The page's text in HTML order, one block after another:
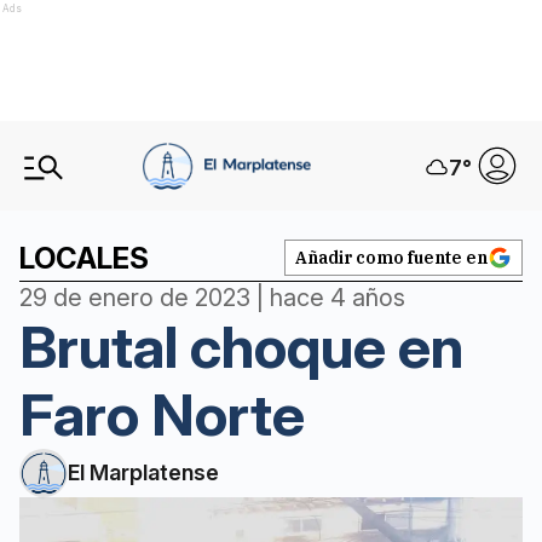
Ads
7°
LOCALES Añadir como fuente en
29 de enero de 2023 | hace 4 años
Brutal choque en
Faro Norte
El Marplatense